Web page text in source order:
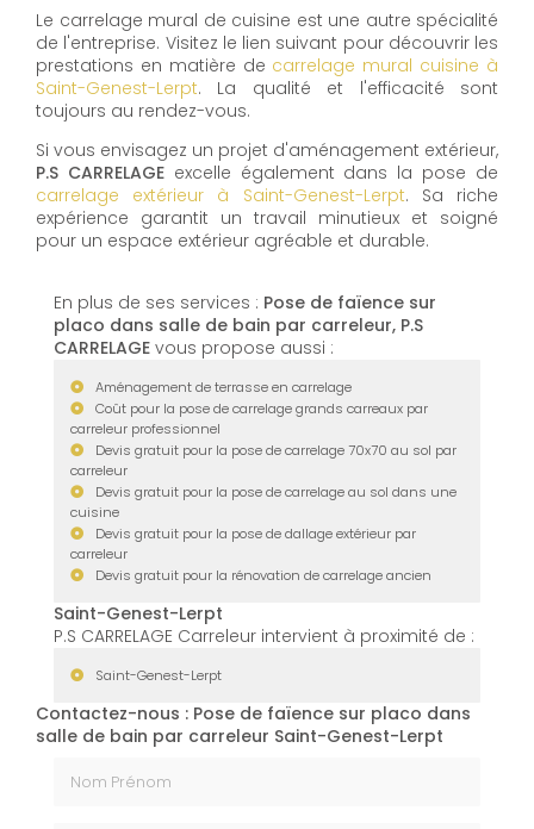
Le carrelage mural de cuisine est une autre spécialité
de l'entreprise. Visitez le lien suivant pour découvrir les
prestations en matière de carrelage mural cuisine à
Saint-Genest-Lerpt. La qualité et l'efficacité sont
toujours au rendez-vous.
Si vous envisagez un projet d'aménagement extérieur,
P.S CARRELAGEexcelle également dans la pose de
carrelage extérieur à Saint-Genest-Lerpt. Sa riche
expérience garantit un travail minutieux et soigné
pour un espace extérieur agréable et durable.
En plus de ses services : Pose de faïence sur
placo dans salle de bain par carreleur, P.S
CARRELAGE vous propose aussi :
Aménagement de terrasse en carrelage
Coût pour la pose de carrelage grands carreaux par
carreleur professionnel
Devis gratuit pour la pose de carrelage 70x70 au sol par
carreleur
Devis gratuit pour la pose de carrelage au sol dans une
cuisine
Devis gratuit pour la pose de dallage extérieur par
carreleur
Devis gratuit pour la rénovation de carrelage ancien
Saint-Genest-Lerpt
P.S CARRELAGE Carreleur intervient à proximité de :
Saint-Genest-Lerpt
Contactez-nous : Pose de faïence sur placo dans
salle de bain par carreleur Saint-Genest-Lerpt